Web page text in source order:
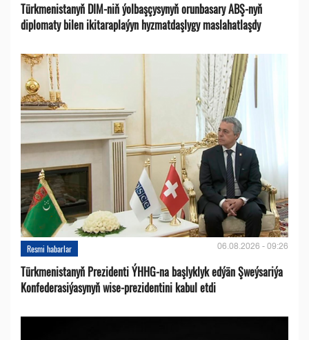
Türkmenistanyň DIM-niň ýolbaşçysynyň orunbasary ABŞ-nyň
diplomaty bilen ikitaraplaýyn hyzmatdaşlygy maslahatlaşdy
Resmi habarlar 06.08.2026 - 09:26
Türkmenistanyň Prezidenti ÝHHG-na başlyklyk edýän Şweýsariýa
Konfederasiýasynyň wise-prezidentini kabul etdi